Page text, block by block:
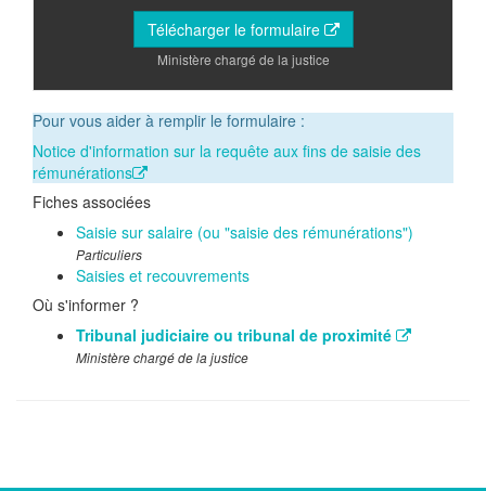
Télécharger le formulaire
Ministère chargé de la justice
Pour vous aider à remplir le formulaire :
Notice d'information sur la requête aux fins de saisie des
rémunérations
Fiches associées
Saisie sur salaire (ou "saisie des rémunérations")
Particuliers
Saisies et recouvrements
Où s'informer ?
Tribunal judiciaire ou tribunal de proximité
Ministère chargé de la justice